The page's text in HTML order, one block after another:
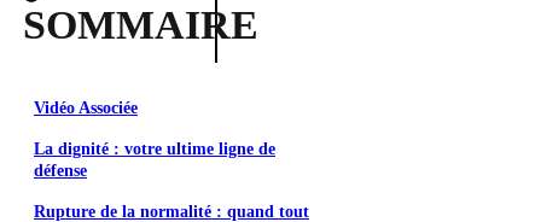
SOMMAIRE
Vidéo Associée
La dignité : votre ultime ligne de
défense
Rupture de la normalité : quand tout